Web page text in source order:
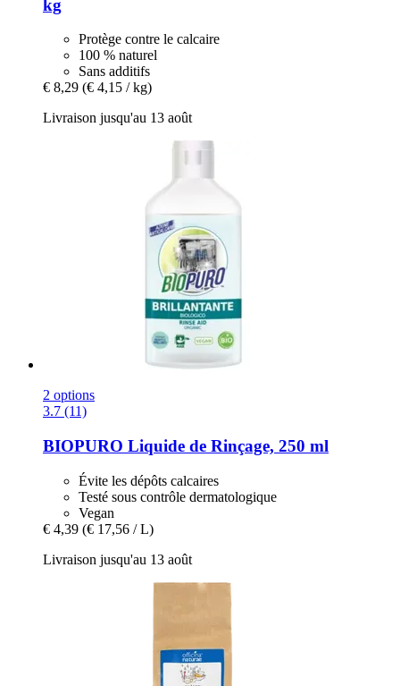
kg
Protège contre le calcaire
100 % naturel
Sans additifs
€ 8,29 (€ 4,15 / kg)
Livraison jusqu'au 13 août
2 options
3.7 (11)
BIOPURO Liquide de Rinçage, 250 ml
Évite les dépôts calcaires
Testé sous contrôle dermatologique
Vegan
€ 4,39 (€ 17,56 / L)
Livraison jusqu'au 13 août